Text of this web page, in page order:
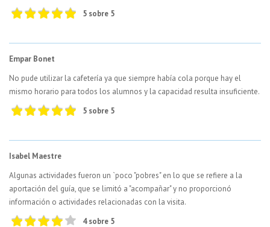
5 sobre 5
Empar Bonet
No pude utilizar la cafetería ya que siempre había cola porque hay el
mismo horario para todos los alumnos y la capacidad resulta insuficiente.
5 sobre 5
Isabel Maestre
Algunas actividades fueron un `poco "pobres" en lo que se refiere a la
aportación del guía, que se limitó a "acompañar" y no proporcionó
información o actividades relacionadas con la visita.
4 sobre 5